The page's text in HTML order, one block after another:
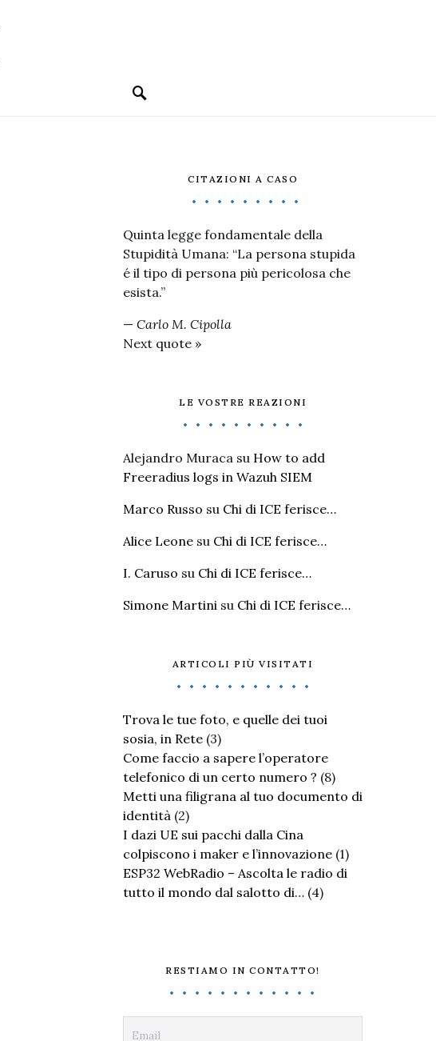
CITAZIONI A CASO
Quinta legge fondamentale della
Stupidità Umana: “La persona stupida
é il tipo di persona più pericolosa che
esista.”
— Carlo M. Cipolla
Next quote »
LE VOSTRE REAZIONI
Alejandro Muraca su How to add
Freeradius logs in Wazuh SIEM
Marco Russo su Chi di ICE ferisce…
Alice Leone su Chi di ICE ferisce…
I. Caruso su Chi di ICE ferisce…
Simone Martini su Chi di ICE ferisce…
ARTICOLI PIÙ VISITATI
Trova le tue foto, e quelle dei tuoi
sosia, in Rete (3)
Come faccio a sapere l’operatore
telefonico di un certo numero ? (8)
Metti una filigrana al tuo documento di
identità (2)
I dazi UE sui pacchi dalla Cina
colpiscono i maker e l’innovazione (1)
ESP32 WebRadio – Ascolta le radio di
tutto il mondo dal salotto di… (4)
RESTIAMO IN CONTATTO!